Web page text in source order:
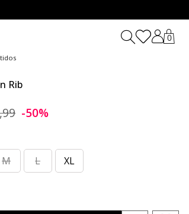
0
Rib
-50%
M L XL